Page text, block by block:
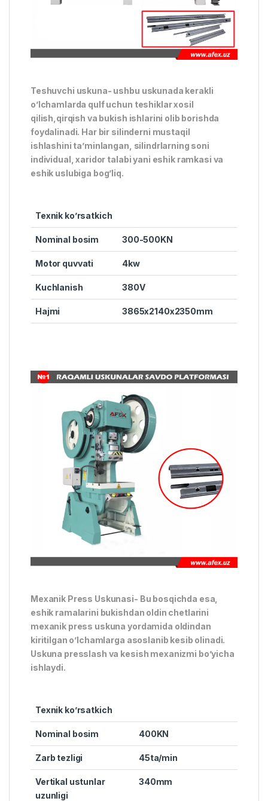
Teshuvchi uskuna- ushbu uskunada kerakli
o’lchamlarda qulf uchun teshiklar xosil
qilish,qirqish va bukish ishlarini olib borishda
foydalinadi. Har bir silinderni mustaqil
ishlashini ta’minlangan, silindrlarning soni
individual, xaridor talabi yani eshik ramkasi va
eshik uslubiga bog’liq.
Texnik ko’rsatkich
Nominal bosim 300-500KN
Motor quvvati 4kw
Kuchlanish 380V
Hajmi 3865x2140x2350mm
Mexanik Press Uskunasi- Bu bosqichda esa,
eshik ramalarini bukishdan oldin chetlarini
mexanik press uskuna yordamida oldindan
kiritilgan o’lchamlarga asoslanib kesib olinadi.
Uskuna presslash va kesish mexanizmi bo’yicha
ishlaydi.
Texnik ko’rsatkich
Nominal bosim 400KN
Zarb tezligi 45ta/min
Vertikal ustunlar
uzunligi
340mm